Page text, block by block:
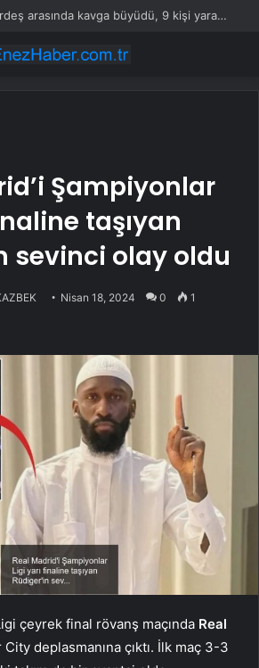
Şanlıurfa’da iki kardeş arasında kavga büyüdü, 9 kişi yaralandı
Şampiyonlar
taşıyan
sevinci olay oldu
Nisan 18, 2024 0 1
çeyrek final rövanş maçında Real
deplasmanına çıktı. İlk maç 3-3